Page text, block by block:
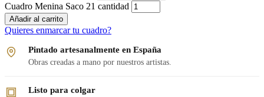
Cuadro Menina Saco 21 cantidad
Añadir al carrito
Quieres enmarcar tu cuadro?
Pintado artesanalmente en España
Obras creadas a mano por nuestros artistas.
Listo para colgar